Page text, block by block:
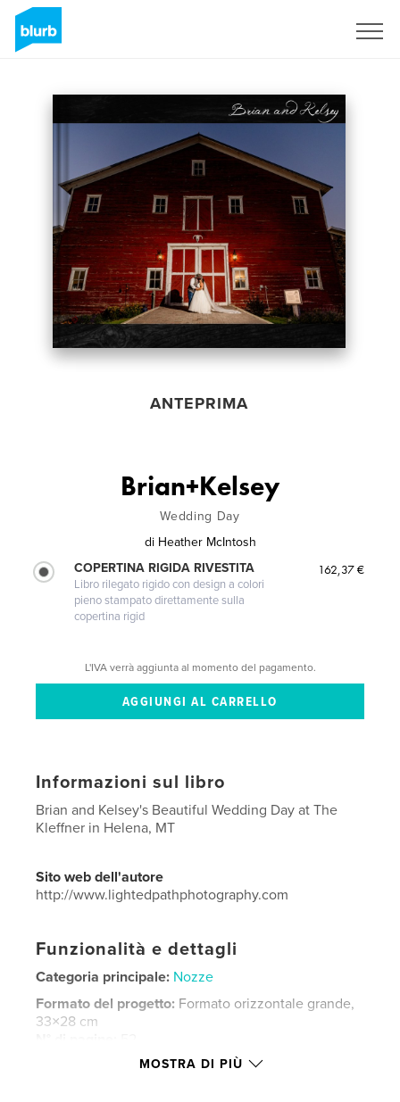
ANTEPRIMA
Brian+Kelsey
Wedding Day
di Heather McIntosh
COPERTINA RIGIDA RIVESTITA
Libro rilegato rigido con design a colori
pieno stampato direttamente sulla
copertina rigid
162,37 €
L'IVA verrà aggiunta al momento del pagamento.
Informazioni sul libro
Brian and Kelsey's Beautiful Wedding Day at The
Kleffner in Helena, MT
Sito web dell'autore
http://www.lightedpathphotography.com
Funzionalità e dettagli
Categoria principale: Nozze
Formato del progetto: Formato orizzontale grande,
33×28 cm
Data di pubblicazione:dic 08, 2023
MOSTRA DI PIÙ